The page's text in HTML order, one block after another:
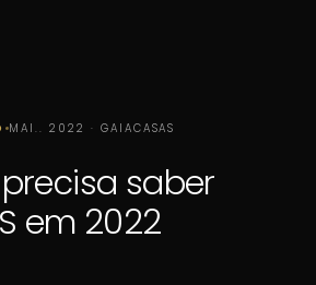
MAI.. 2022 · GAIACASAS
saber
em 2022